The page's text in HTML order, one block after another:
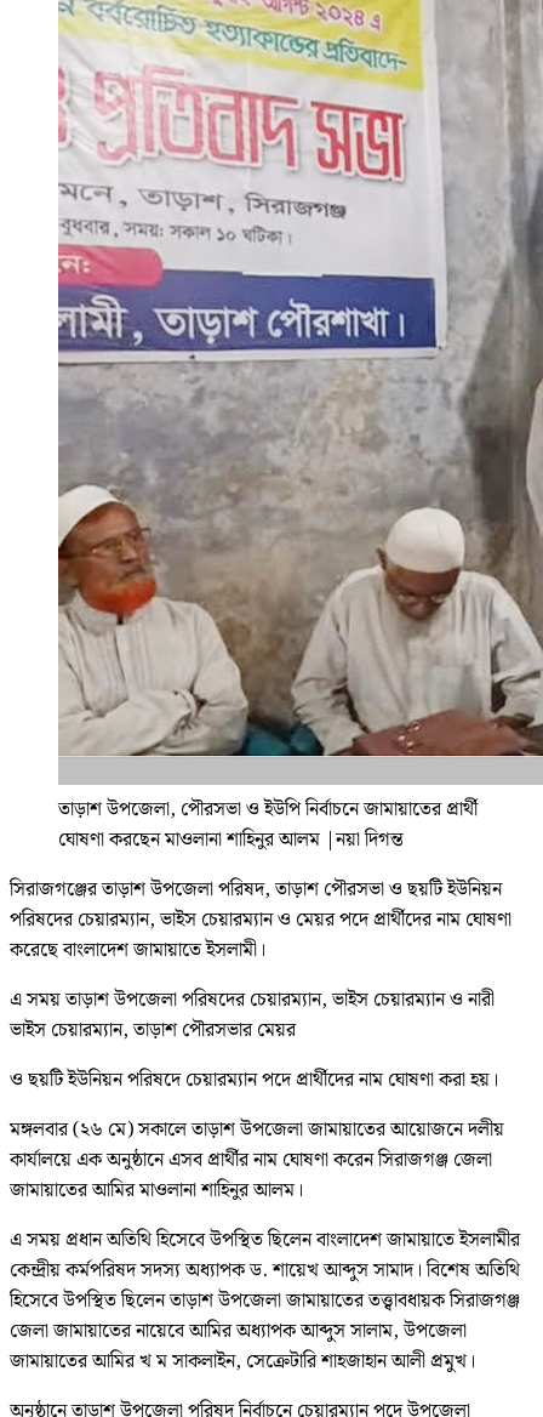
তাড়াশ উপজেলা, পৌরসভা ও ইউপি নির্বাচনে জামায়াতের প্রার্থী
ঘোষণা করছেন মাওলানা শাহিনুর আলম |নয়া দিগন্ত
সিরাজগঞ্জের তাড়াশ উপজেলা পরিষদ, তাড়াশ পৌরসভা ও ছয়টি ইউনিয়ন
পরিষদের চেয়ারম্যান, ভাইস চেয়ারম্যান ও মেয়র পদে প্রার্থীদের নাম ঘোষণা
করেছে বাংলাদেশ জামায়াতে ইসলামী।
এ সময় তাড়াশ উপজেলা পরিষদের চেয়ারম্যান, ভাইস চেয়ারম্যান ও নারী
ভাইস চেয়ারম্যান, তাড়াশ পৌরসভার মেয়র
ও ছয়টি ইউনিয়ন পরিষদে চেয়ারম্যান পদে প্রার্থীদের নাম ঘোষণা করা হয়।
মঙ্গলবার (২৬ মে) সকালে তাড়াশ উপজেলা জামায়াতের আয়োজনে দলীয়
কার্যালয়ে এক অনুষ্ঠানে এসব প্রার্থীর নাম ঘোষণা করেন সিরাজগঞ্জ জেলা
জামায়াতের আমির মাওলানা শাহিনুর আলম।
এ সময় প্রধান অতিথি হিসেবে উপস্থিত ছিলেন বাংলাদেশ জামায়াতে ইসলামীর
কেন্দ্রীয় কর্মপরিষদ সদস্য অধ্যাপক ড. শায়েখ আব্দুস সামাদ। বিশেষ অতিথি
হিসেবে উপস্থিত ছিলেন তাড়াশ উপজেলা জামায়াতের তত্ত্বাবধায়ক সিরাজগঞ্জ
জেলা জামায়াতের নায়েবে আমির অধ্যাপক আব্দুস সালাম, উপজেলা
জামায়াতের আমির খ ম সাকলাইন, সেক্রেটারি শাহজাহান আলী প্রমুখ।